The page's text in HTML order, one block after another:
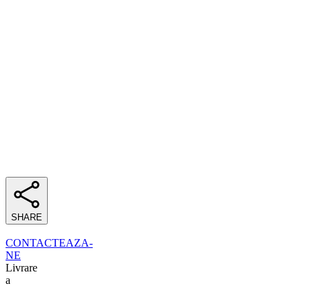
SHARE
CONTACTEAZA-
NE
Livrare
a